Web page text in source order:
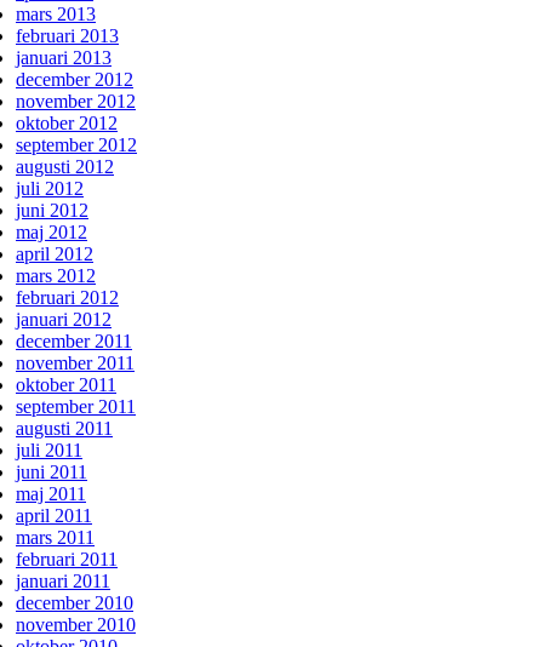
mars 2013
februari 2013
januari 2013
december 2012
november 2012
oktober 2012
september 2012
augusti 2012
juli 2012
juni 2012
maj 2012
april 2012
mars 2012
februari 2012
januari 2012
december 2011
november 2011
oktober 2011
september 2011
augusti 2011
juli 2011
juni 2011
maj 2011
april 2011
mars 2011
februari 2011
januari 2011
december 2010
november 2010